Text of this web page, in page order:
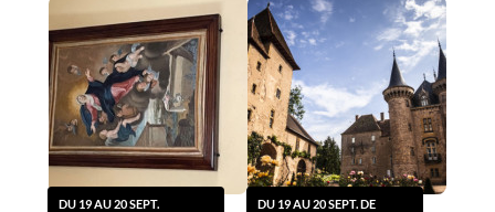
DU 19 AU 20 SEPT.
DU 19 AU 20 SEPT. DE